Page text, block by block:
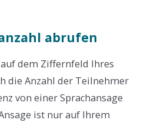
abrufen
auf dem Ziffernfeld Ihres
die Anzahl der Teilnehmer
von einer Sprachansage
ist nur auf Ihrem